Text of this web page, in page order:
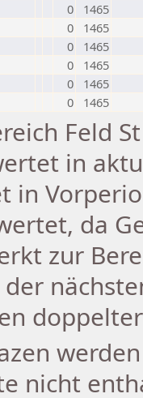
0
1465
0
1465
0
1465
0
1465
0
1465
0 1465
Feld
in
in
da
zur
nicht